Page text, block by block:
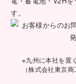
す。
※九州に本社を置
（株式会社東京